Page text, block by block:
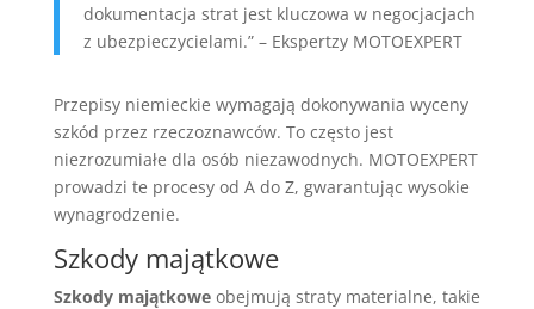
dokumentacja strat jest kluczowa w negocjacjach
z ubezpieczycielami.” – Ekspertzy MOTOEXPERT
Przepisy niemieckie wymagają dokonywania wyceny
szkód przez rzeczoznawców. To często jest
niezrozumiałe dla osób niezawodnych. MOTOEXPERT
prowadzi te procesy od A do Z, gwarantując wysokie
wynagrodzenie.
Szkody majątkowe
Szkody majątkoweobejmują straty materialne, takie